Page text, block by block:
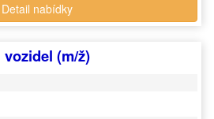
Detail nabídky
(m/ž)